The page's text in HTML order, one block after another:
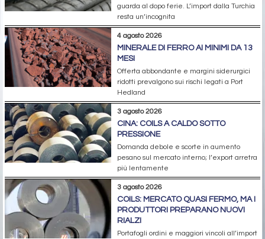
guarda al dopo ferie. L’import dalla Turchia
resta un’incognita
4 agosto 2026
MINERALE DI FERRO AI MINIMI DA 13
MESI
Offerta abbondante e margini siderurgici
ridotti prevalgono sui rischi legati a Port
Hedland
3 agosto 2026
CINA: COILS A CALDO SOTTO
PRESSIONE
Domanda debole e scorte in aumento
pesano sul mercato interno; l’export arretra
più lentamente
3 agosto 2026
COILS: MERCATO QUASI FERMO, MA I
PRODUTTORI PREPARANO NUOVI
RIALZI
Portafogli ordini e maggiori vincoli all’import